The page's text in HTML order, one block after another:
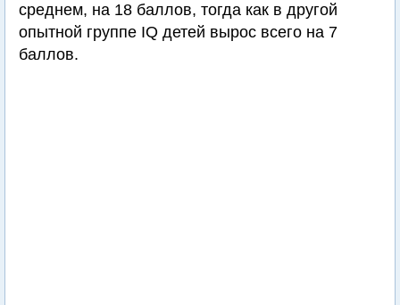
среднем, на 18 баллов, тогда как в другой
опытной группе IQ детей вырос всего на 7
баллов.